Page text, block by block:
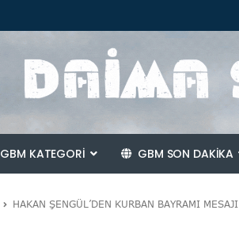
GBM KATEGORİ GBM SON DAKİKA
HAKAN ŞENGÜL’DEN KURBAN BAYRAMI MESAJI